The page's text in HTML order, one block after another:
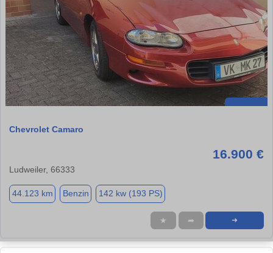
Chevrolet Camaro
16.900 €
Ludweiler, 66333
44.123 km Benzin 142 kw (193 PS)
★ ➦ ➜